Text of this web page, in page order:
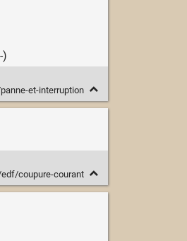
)
et-interruption
coupure-courant